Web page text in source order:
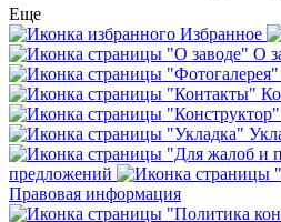
Еще
Избранное
О
предложений
Правовая информация